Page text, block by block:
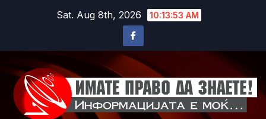
Sat. Aug 8th, 2026 10:13:56 AM